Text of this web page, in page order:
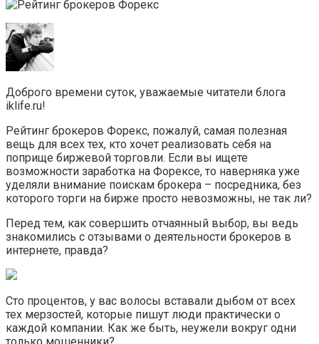
Доброго времени суток, уважаемые читатели блога
iklife.ru!
Рейтинг брокеров Форекс, пожалуй, самая полезная
вещь для всех тех, кто хочет реализовать себя на
поприще биржевой торговли. Если вы ищете
возможности заработка на Форексе, то наверняка уже
уделяли внимание поискам брокера – посредника, без
которого торги на бирже просто невозможны, не так ли?
Перед тем, как совершить отчаянный выбор, вы ведь
знакомились с отзывами о деятельности брокеров в
интернете, правда?
Сто процентов, у вас волосы вставали дыбом от всех
тех мерзостей, которые пишут люди практически о
каждой компании. Как же быть, неужели вокруг одни